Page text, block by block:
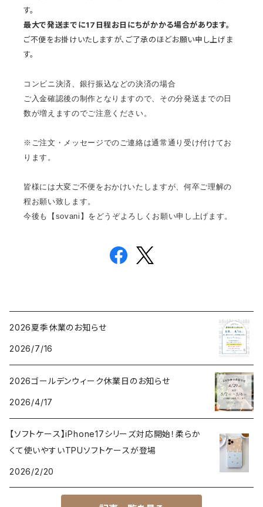
す。
最大で発送までに17日程お日にちがかかる場合があります。
ご不便をお掛けいたしますが、ご了承のほどお願い申し上げま
す。
コンビニ決済、銀行振込などの決済の場合
ご入金確認後の制作となりますので、その分発送までの日
数が増えますのでご注意ください。
※ご注文・メッセージでのご連絡は通常通り受け付けてお
ります。
皆様には大変ご不便をおかけいたしますが、何卒ご理解の
程お願い致します。
今後も【sovani】をどうぞよろしくお願い申し上げます。
2026夏季休業のお知らせ
2026/7/16
2026ゴールデンウィーク休業日のお知らせ
2026/4/17
【ソフトケース】iPhone17シリーズ対応開始！柔らか
くて使いやすいTPUソフトケースが登場
2026/2/20